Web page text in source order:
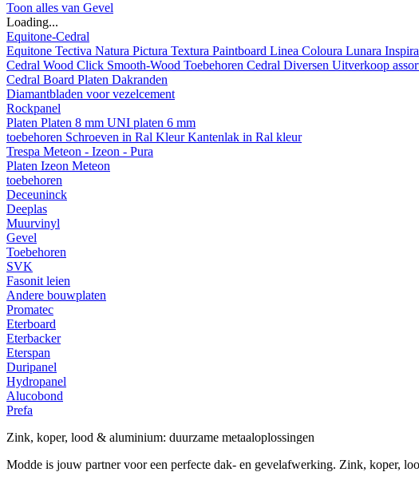
Toon alles van Gevel
Loading...
Equitone-Cedral
Equitone Tectiva Natura Pictura Textura Paintboard Linea Coloura Lunara Inspira
Cedral Wood Click Smooth-Wood Toebehoren Cedral Diversen Uitverkoop
Cedral Board Platen Dakranden
Diamantbladen voor vezelcement
Rockpanel
Platen Platen 8 mm UNI platen 6 mm
toebehoren Schroeven in Ral KleurKantenlak in Ral kleur
Trespa Meteon - Izeon - Pura
Platen Izeon Meteon
toebehoren
Deceuninck
Deeplas
Muurvinyl
Gevel
Toebehoren
SVK
Fasonit leien
Andere bouwplaten
Promatec
Eterboard
Eterbacker
Eterspan
Duripanel
Hydropanel
Alucobond
Prefa
Zink, koper, lood & aluminium: duurzame metaaloplossingen
Modde is jouw partner voor een perfecte dak- en gevelafwerking. Zink, koper,